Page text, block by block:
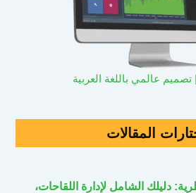
عالمي باللغة العربية
المقالات
دليلك الشامل لإدارة اللقاحات،